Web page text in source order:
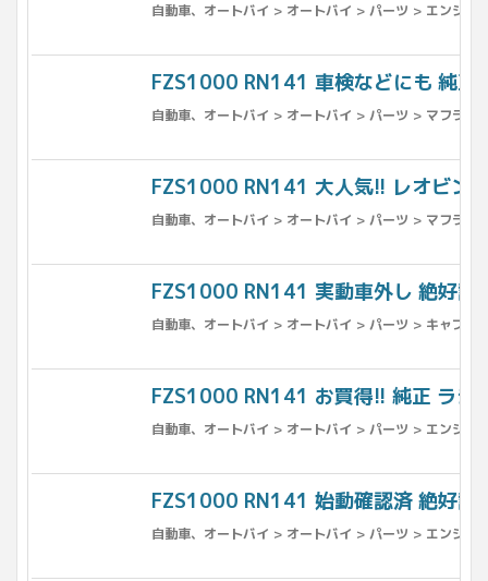
自動車、オートバイ > オートバイ > パーツ > エンジン
FZS1000 RN141 車検などにも 純
自動車、オートバイ > オートバイ > パーツ > マフラー
FZS1000 RN141 大人気!! レオビン
自動車、オートバイ > オートバイ > パーツ > マフラー
FZS1000 RN141 実動車外し 絶好
自動車、オートバイ > オートバイ > パーツ > キャブレ
FZS1000 RN141 お買得!! 純正 ラジ
自動車、オートバイ > オートバイ > パーツ > エンジン
FZS1000 RN141 始動確認済 絶好
自動車、オートバイ > オートバイ > パーツ > エンジン